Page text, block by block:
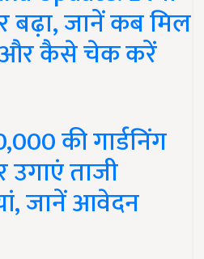
बढ़ा, जानें कब मिल
और कैसे चेक करें
की गार्डनिंग
ताजी
जानें आवेदन